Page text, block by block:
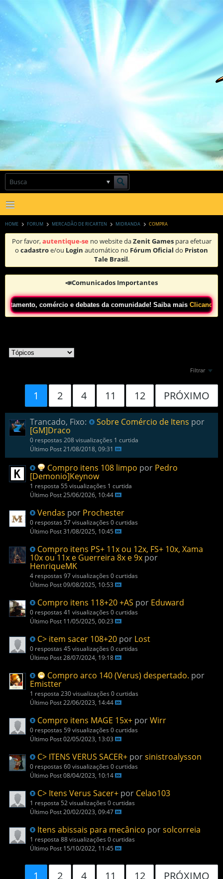
HOME FORUM MERCADÃO DE RICARTEN MIDRANDA COMPRA
Por favor,autentique-seno website daZenit Gamespara efetuar
o cadastroe/ou Login automático no Fórum Oficial do Priston
Tale Brasil.
📣Comunicados Importantes
comércio e debates da comunidade! Saiba maisClicando Aqui!
Filtrar
1 2 4 11 12 PRÓXIMO
Trancado, Fixo: Sobre Comércio de Itens por
[GM]Draco
0 respostas 208 visualizações 1 curtida
Último Post 21/08/2018, 09:31
Compro itens 108 limpo por Pedro
[Demonio]Keynow
1 resposta 55 visualizações 1 curtida
Último Post 25/06/2026, 10:44
Vendas por Prochester
0 respostas 57 visualizações 0 curtidas
Último Post31/08/2025, 10:45
Compro itens PS+ 11x ou 12x, FS+ 10x, Xama
10x ou 11x e Guerreira 8x e 9x por
HenriqueMK
4 respostas 97 visualizações 0 curtidas
Último Post09/08/2025, 10:53
Compro itens 118+20 +AS por Eduward
0 respostas 41 visualizações 0 curtidas
Último Post 11/05/2025, 00:23
C> item sacer 108+20 por Lost
0 respostas 45 visualizações 0 curtidas
Último Post 28/07/2024, 19:18
Compro arco 140 (Verus) despertado. por
Emistter
1 resposta 230 visualizações 0 curtidas
Último Post 22/06/2023, 14:44
Compro itens MAGE 15x+ porWirr
0 respostas 59 visualizações 0 curtidas
Último Post02/05/2023, 13:03
C> ITENS VERUS SACER+ porsinistroalysson
0 respostas 60 visualizações 0 curtidas
Último Post08/04/2023, 10:14
C> Itens Verus Sacer+ por Celao103
1 resposta 52 visualizações 0 curtidas
Último Post 20/02/2023, 09:47
Itens abissais para mecânico porsolcorreia
1 resposta 88 visualizações 0 curtidas
Último Post 15/10/2022, 11:45
1 2 4 11 12 PRÓXIMO